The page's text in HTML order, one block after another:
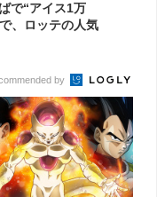
で“アイス1万
、ロッテの人気
by